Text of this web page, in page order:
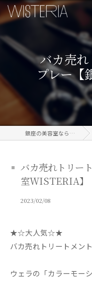
バカ売
プレー【
銀座の美容室なら信頼のWISTERIA
バカ売れトリー
室WISTERIA】
2023/02/08
★☆大人気☆★
バカ売れトリートメン
ウェラの「カラーモ